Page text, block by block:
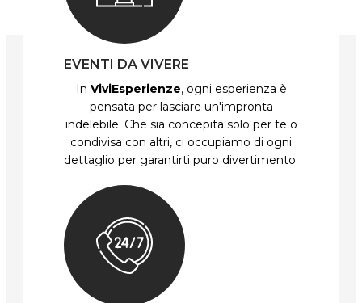
EVENTI DA VIVERE
In ViviEsperienze, ogni esperienza è
pensata per lasciare un'impronta
indelebile. Che sia concepita solo per te o
condivisa con altri, ci occupiamo di ogni
dettaglio per garantirti puro divertimento.